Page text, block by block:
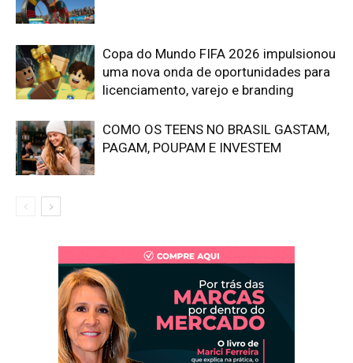
Copa do Mundo FIFA 2026 impulsionou
uma nova onda de oportunidades para
licenciamento, varejo e branding
COMO OS TEENS NO BRASIL GASTAM,
PAGAM, POUPAM E INVESTEM